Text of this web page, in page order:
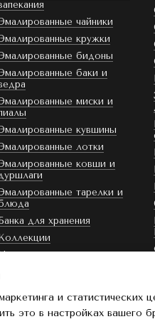
чайники
кружки
бидоны
баки и
миски и
кувшины
лотки
ковши и
тарелки и
Банка для хранения
Коллекции
эмали
и статистических
это в настройках вашего